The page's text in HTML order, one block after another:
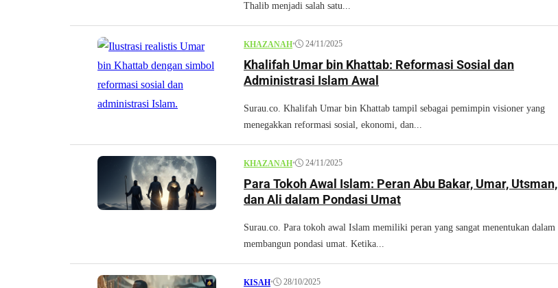
Thalib menjadi salah satu...
KHAZANAH• 24/11/2025
Khalifah Umar bin Khattab: Reformasi Sosial dan
Administrasi Islam Awal
Surau.co. Khalifah Umar bin Khattab tampil sebagai pemimpin visioner yang
menegakkan reformasi sosial, ekonomi, dan...
KHAZANAH• 24/11/2025
Para Tokoh Awal Islam: Peran Abu Bakar, Umar, Utsman,
dan Ali dalam Pondasi Umat
Surau.co. Para tokoh awal Islam memiliki peran yang sangat menentukan dalam
membangun pondasi umat. Ketika...
KISAH• 28/10/2025